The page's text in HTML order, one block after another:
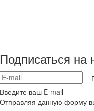
Подписаться на
Введите ваш E-mail
Отправляя данную форму